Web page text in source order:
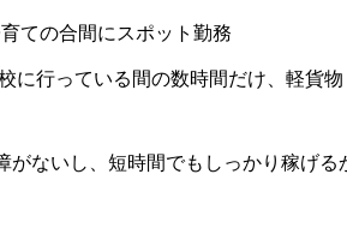
ての合間にスポット勤務
に行っている間の数時間だけ、軽貨物
がないし、短時間でもしっかり稼げる